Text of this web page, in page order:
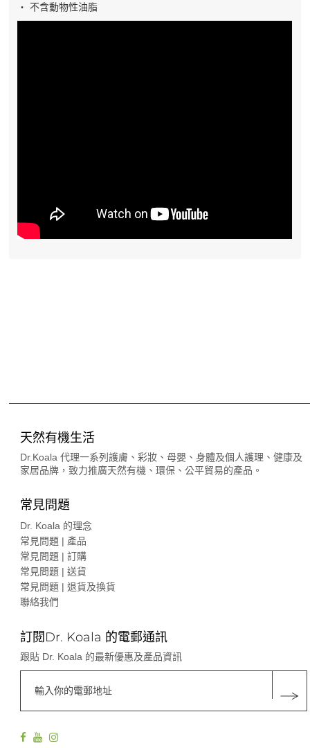
‧ 不含動物性油脂
天然有機生活
Dr.Koala 代理一系列護膚、彩妝、母嬰、身體及個人護理、健康及
家居品牌，致力推廣天然有機、環保、公平貿易的產品。
常見問題
Dr. Koala 的理念
常見問題 | 產品
常見問題 | 訂購
常見問題 | 送貨
常見問題 | 退貨及換貨
聯絡我們
訂閱Dr. Koala 的電郵通訊
跟貼 Dr. Koala 的最新優惠及產品資訊